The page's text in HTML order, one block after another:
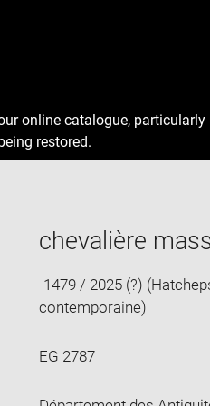
online catalogue,
restored.
chevalière
-1479 / 2025 (?)
contemporaine)
EG 2787